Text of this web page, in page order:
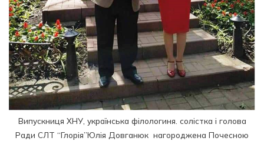
Випускниця ХНУ, українська філологиня. солістка і голова
Ради СЛТ “Глорія”Юлія Довганюк нагороджена Почесною